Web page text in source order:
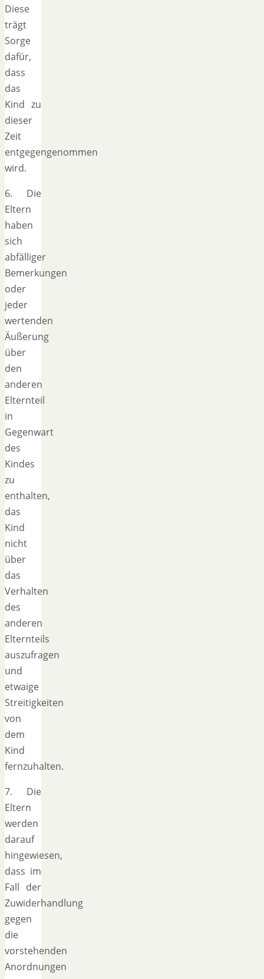
Diese
trägt
Sorge
dafür,
dass
das
Kind zu
dieser
Zeit
entgegengenommen
wird.
6. Die
Eltern
haben
sich
abfälliger
Bemerkungen
oder
jeder
wertenden
Äußerung
über
den
anderen
Elternteil
in
Gegenwart
des
Kindes
zu
enthalten,
das
Kind
nicht
über
das
Verhalten
des
anderen
Elternteils
auszufragen
und
etwaige
Streitigkeiten
von
dem
Kind
fernzuhalten.
7. Die
Eltern
werden
darauf
hingewiesen,
dass im
Fall der
Zuwiderhandlung
gegen
die
vorstehenden
Anordnungen